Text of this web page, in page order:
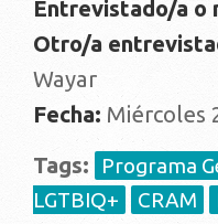
Entrevistado/a o
Otro/a
Wayar
Fecha: Miércoles
Tags:
Programa
LGTBIQ+
CRAM